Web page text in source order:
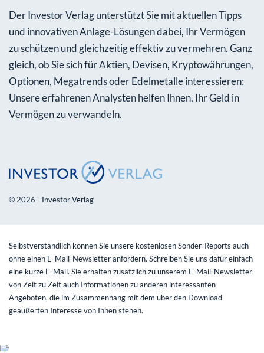
Der Investor Verlag unterstützt Sie mit aktuellen Tipps
und innovativen Anlage-Lösungen dabei, Ihr Vermögen
zu schützen und gleichzeitig effektiv zu vermehren. Ganz
gleich, ob Sie sich für Aktien, Devisen, Kryptowährungen,
Optionen, Megatrends oder Edelmetalle interessieren:
Unsere erfahrenen Analysten helfen Ihnen, Ihr Geld in
Vermögen zu verwandeln.
© 2026 - Investor Verlag
Selbstverständlich können Sie unsere kostenlosen Sonder-Reports auch
ohne einen E-Mail-Newsletter anfordern. Schreiben Sie uns dafür einfach
eine kurze E-Mail. Sie erhalten zusätzlich zu unserem E-Mail-Newsletter
von Zeit zu Zeit auch Informationen zu anderen interessanten
Angeboten, die im Zusammenhang mit dem über den Download
geäußerten Interesse von Ihnen stehen.